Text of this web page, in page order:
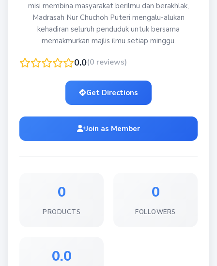
misi membina masyarakat berilmu dan berakhlak,
Madrasah Nur Chuchoh Puteri mengalu-alukan
kehadiran seluruh penduduk untuk bersama
memakmurkan majlis ilmu setiap minggu.
0.0(0 reviews)
Get Directions
Join as Member
0
PRODUCTS
0
FOLLOWERS
0.0